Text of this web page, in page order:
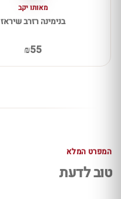
מאותו יקב
בנימינה רזרב שיראז
₪55
המפרט המלא
טוב לדעת